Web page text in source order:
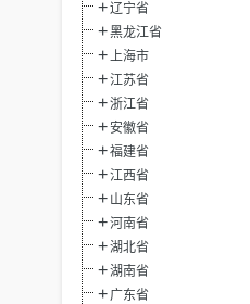
辽宁省
黑龙江省
上海市
江苏省
浙江省
安徽省
福建省
江西省
山东省
河南省
湖北省
湖南省
广东省